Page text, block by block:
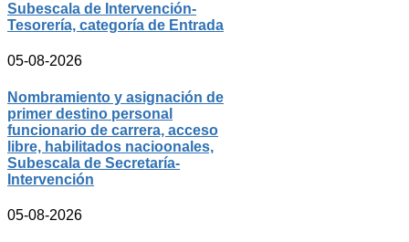
Subescala de Intervención-
Tesorería, categoría de Entrada
05-08-2026
Nombramiento y asignación de
primer destino personal
funcionario de carrera, acceso
libre, habilitados nacioonales,
Subescala de Secretaría-
Intervención
05-08-2026